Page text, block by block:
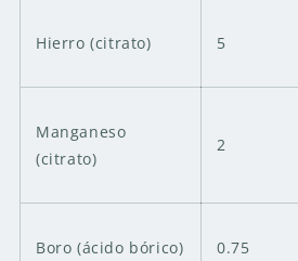
Hierro (citrato) 5
Manganeso
(citrato)
2
Boro (ácido bórico) 0.75